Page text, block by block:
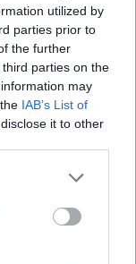
utilized by
parties prior to
the further
parties on the
may
IAB’s List of
it to other
idén várhatóan
konfliktus
Mindez a
7. között
a
a magyar
Merre tart a